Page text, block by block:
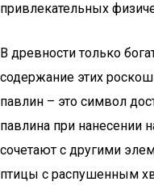
привлекательных
В древности только
содержание этих
павлин – это символ
павлина при нанесении
сочетают с другими
птицы с распушенным